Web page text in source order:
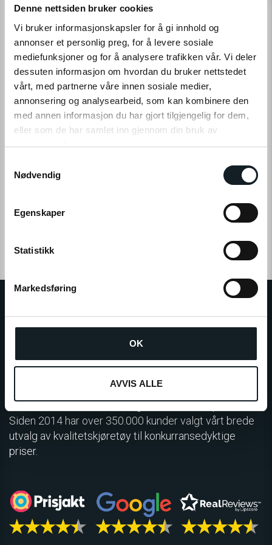
Denne nettsiden bruker cookies
Vi bruker informasjonskapsler for å gi innhold og
annonser et personlig preg, for å levere sosiale
mediefunksjoner og for å analysere trafikken vår. Vi deler
dessuten informasjon om hvordan du bruker nettstedet
vårt, med partnerne våre innen sosiale medier,
annonsering og analysearbeid, som kan kombinere den
med annen informasjon du har gjort tilgjengelig for dem,
eller som de har samlet inn gjennom din bruk av
tjenestene deres.
Klikk på «OK» for å gi oss ditt samtykke til å bruke
informasjonskapsler (cookies) for alle disse formålene.
v
Nødvendig
Egenskaper
Statistikk
Markedsføring
OK
AVVIS ALLE
KUNDEOMTALER
Se hva våre 350.000+ kunder syntes
elektriske kjøretøy, og består av E-Wheels Norge AS,
E­-Wheels Switzerland SA og E-Wheels Europe AB.
Siden 2014 har over 350.000 kunder valgt vårt brede
utvalg av kvalitetskjøretøy til konkurransedyktige
priser.